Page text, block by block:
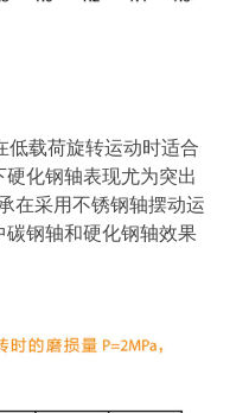
低载荷旋转运动时适合
化钢轴表现尤为突出
在采用不锈钢轴摆动运
钢轴和硬化钢轴效果